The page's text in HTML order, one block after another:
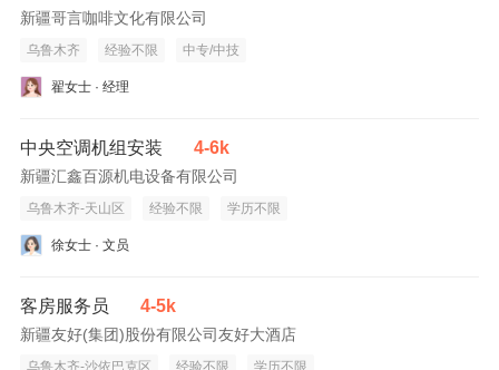
新疆哥言咖啡文化有限公司
乌鲁木齐 经验不限 中专/中技
翟女士 · 经理
中央空调机组安装 4-6k
新疆汇鑫百源机电设备有限公司
乌鲁木齐-天山区 经验不限 学历不限
徐女士 · 文员
客房服务员 4-5k
新疆友好(集团)股份有限公司友好大酒店
乌鲁木齐-沙依巴克区 经验不限 学历不限